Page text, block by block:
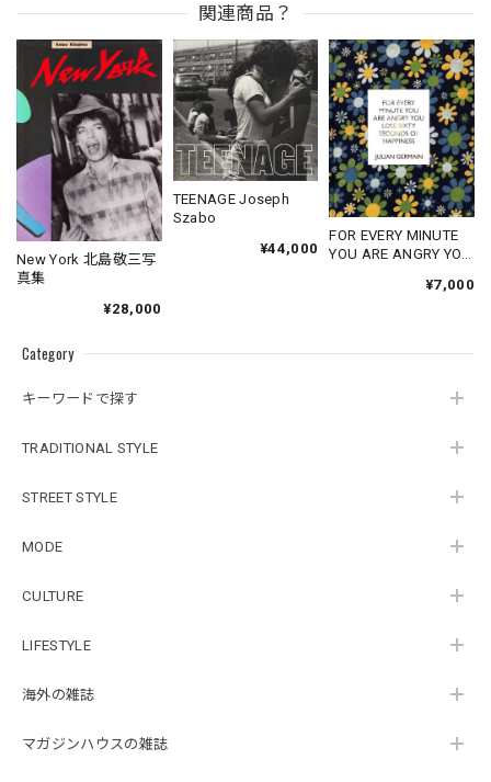
Category
キーワードで探す
TRADITIONAL STYLE
STREET STYLE
MODE
CULTURE
LIFESTYLE
海外の雑誌
マガジンハウスの雑誌
関連商品？
New York 北島敬三写
真集
¥28,000
TEENAGE Joseph
Szabo
¥44,000
FOR EVERY MINUTE
YOU ARE ANGRY YOU
¥7,000